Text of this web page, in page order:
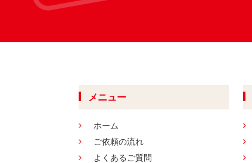
メニュー
ホーム
ご依頼の流れ
よくあるご質問